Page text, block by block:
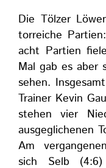
Die Tölzer
torreiche
acht Partien
Mal gab es aber
sehen.
Trainer Kevin
stehen vier
ausgeglichenen
Am
sich Selb